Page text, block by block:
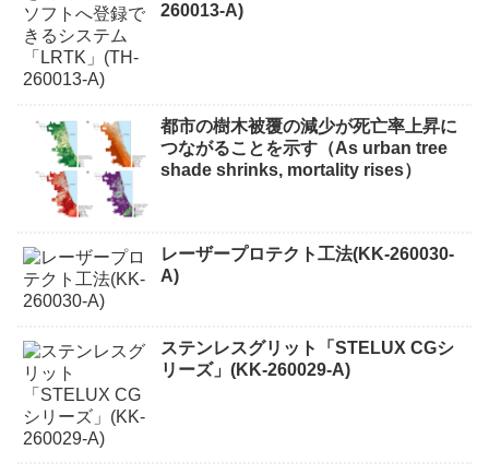
260013-A)
都市の樹木被覆の減少が死亡率上昇に
つながることを示す（As urban tree
shade shrinks, mortality rises）
レーザープロテクト⼯法(KK-260030-
A)
ステンレスグリット「STELUX CGシ
リーズ」(KK-260029-A)